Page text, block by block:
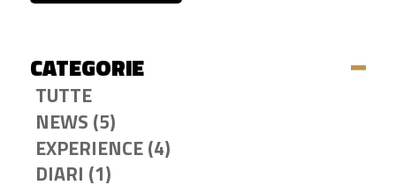
CATEGORIE
TUTTE
NEWS (5)
EXPERIENCE (4)
DIARI (1)